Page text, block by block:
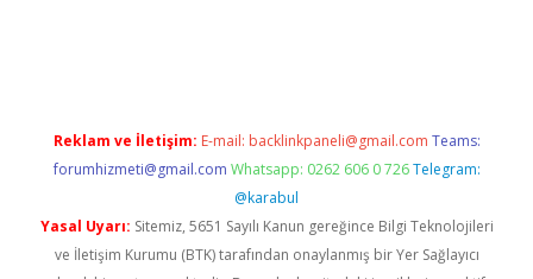
Reklam ve İletişim: E-mail: backlinkpaneli@gmail.com Teams:
forumhizmeti@gmail.com Whatsapp: 0262 606 0 726 Telegram:
@karabul
Yasal Uyarı: Sitemiz, 5651 Sayılı Kanun gereğince Bilgi Teknolojileri
ve İletişim Kurumu (BTK) tarafından onaylanmış bir Yer Sağlayıcı